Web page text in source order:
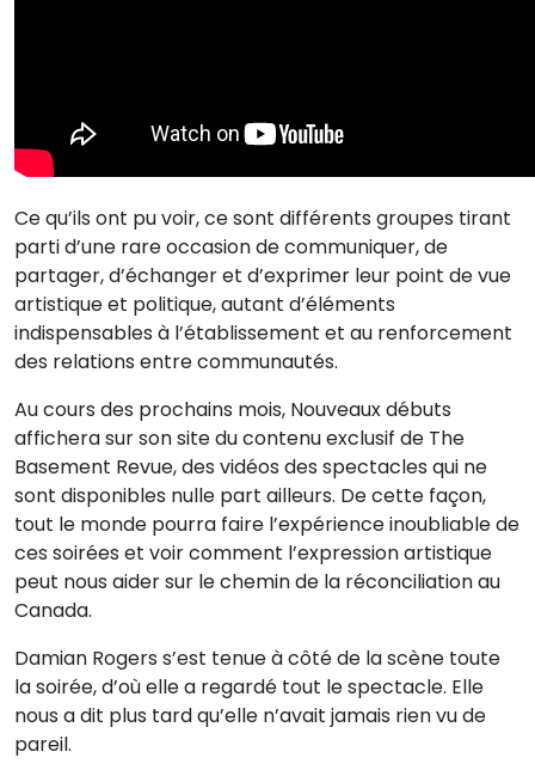
Ce qu’ils ont pu voir, ce sont différents groupes tirant
parti d’une rare occasion de communiquer, de
partager, d’échanger et d’exprimer leur point de vue
artistique et politique, autant d’éléments
indispensables à l’établissement et au renforcement
des relations entre communautés.
Au cours des prochains mois, Nouveaux débuts
affichera sur son site du contenu exclusif de The
Basement Revue, des vidéos des spectacles qui ne
sont disponibles nulle part ailleurs. De cette façon,
tout le monde pourra faire l’expérience inoubliable de
ces soirées et voir comment l’expression artistique
peut nous aider sur le chemin de la réconciliation au
Canada.
Damian Rogers s’est tenue à côté de la scène toute
la soirée, d’où elle a regardé tout le spectacle. Elle
nous a dit plus tard qu’elle n’avait jamais rien vu de
pareil.